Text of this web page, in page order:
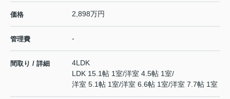
価格 2,898万円
管理費 -
間取り / 詳細
4LDK
LDK 15.1帖 1室/洋室 4.5帖 1室/
洋室 5.1帖 1室/洋室 6.6帖 1室/洋室 7.7帖 1室